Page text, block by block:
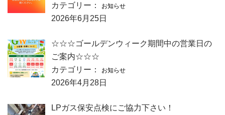
カテゴリー：
お知らせ
2026年6月25日
☆☆☆ゴールデンウィーク期間中の営業日の
ご案内☆☆☆
カテゴリー：
お知らせ
2026年4月28日
LPガス保安点検にご協力下さい！